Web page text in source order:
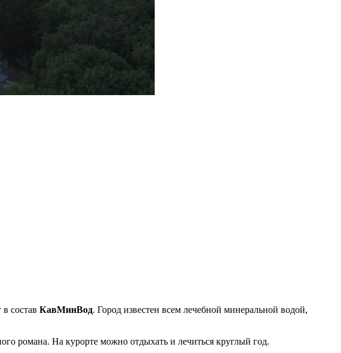
состав КавМинВод. Город известен всем лечебной минеральной водой,
романа. На курорте можно отдыхать и лечиться круглый год.